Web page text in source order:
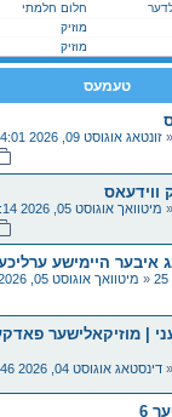
חלום חלמתי
מוזיק
מוזיק
טעמעס
« זונטאג אוגוסט 09, 2026 4:01 pm
ווידעאס
« מיטוואך אוגוסט 05, 2026 5:14 pm
איבער היימישע
« מיטוואך אוגוסט 05, 2026 11:50 am
| מוזיקאלישער
« דינסטאג אוגוסט 04, 2026 5:46 pm
6